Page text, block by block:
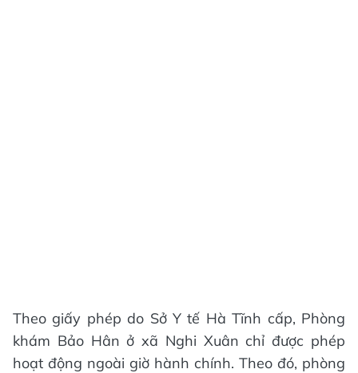
Theo giấy phép do Sở Y tế Hà Tĩnh cấp, Phòng
khám Bảo Hân ở xã Nghi Xuân chỉ được phép
hoạt động ngoài giờ hành chính. Theo đó, phòng